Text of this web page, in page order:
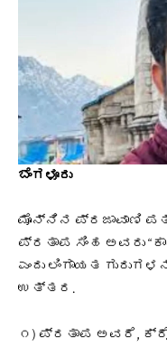
ಬೆಂಗಳೂರು
ಮೊನ್ನಿನ ಪ್ರಜಾವಾಣಿ
ಪ್ರತಾಪ ಸಿಂಹ ಅವರು
ಎಂದು ಲಿಂಗಾಯತ
ಉತ್ತರ.
೧) ಪ್ರತಾಪ ಅವರೆ,